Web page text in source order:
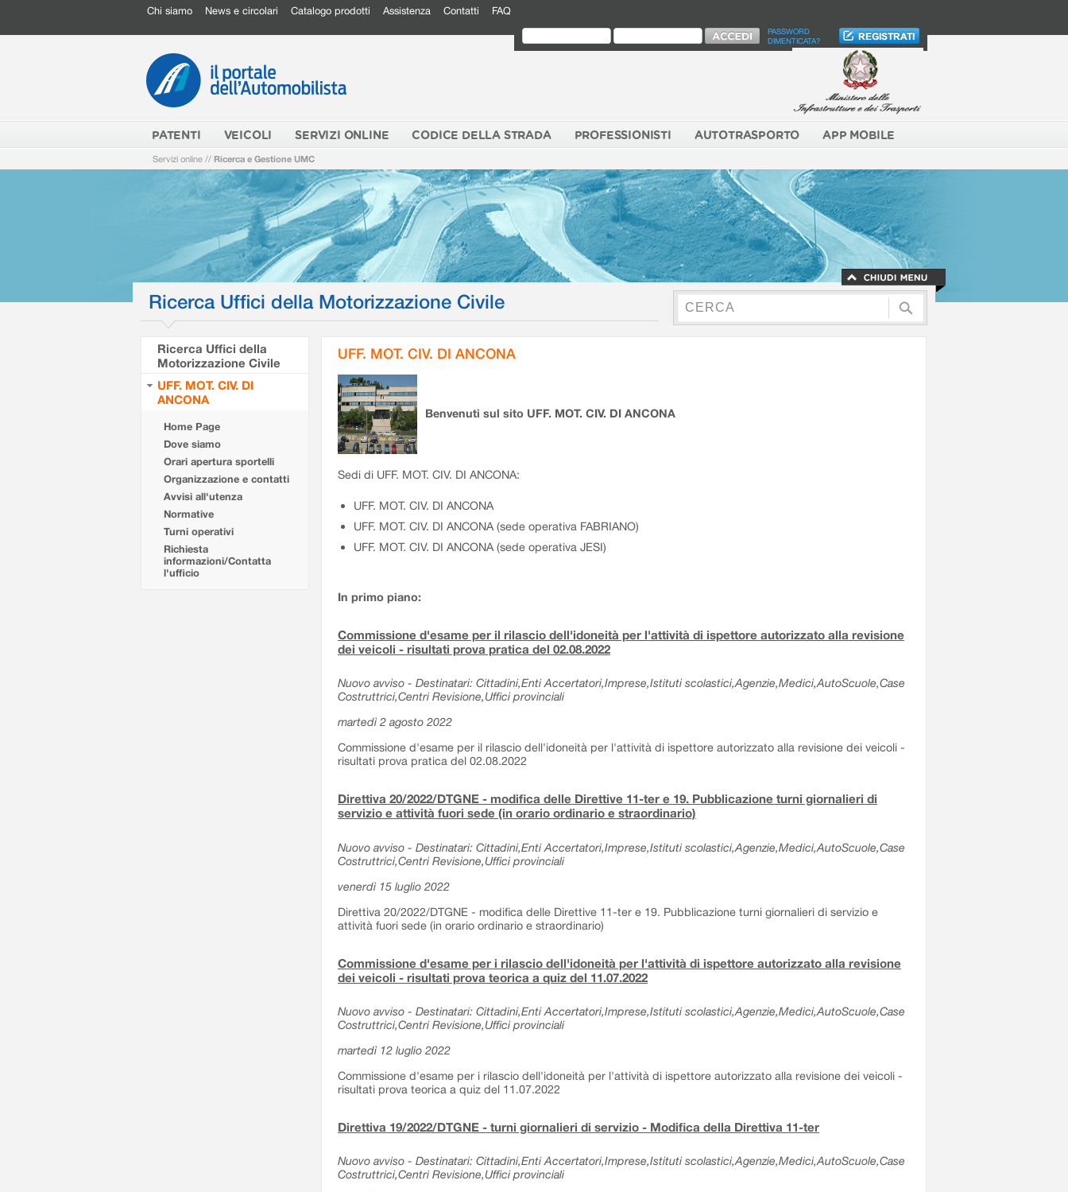
Chi siamo News e circolari Catalogo prodotti Assistenza Contatti FAQ
PASSWORD
DIMENTICATA?
PATENTI VEICOLI SERVIZI ONLINE CODICE DELLA STRADA PROFESSIONISTI AUTOTRASPORTO APP MOBILE
Servizi online // Ricerca e Gestione UMC
Ricerca Uffici della Motorizzazione Civile
Ricerca Uffici della
Motorizzazione Civile
UFF. MOT. CIV. DI
ANCONA
Home Page
Dove siamo
Orari apertura sportelli
Organizzazione e contatti
Avvisi all'utenza
Normative
Turni operativi
Richiesta
informazioni/Contatta
l'ufficio
UFF. MOT. CIV. DI ANCONA
Benvenuti sul sito UFF. MOT. CIV. DI ANCONA
Sedi di UFF. MOT. CIV. DI ANCONA:
UFF. MOT. CIV. DI ANCONA
UFF. MOT. CIV. DI ANCONA (sede operativa FABRIANO)
UFF. MOT. CIV. DI ANCONA (sede operativa JESI)
In primo piano:
Commissione d'esame per il rilascio dell'idoneità per l'attività di ispettore autorizzato alla revisione
dei veicoli - risultati prova pratica del 02.08.2022
Nuovo avviso - Destinatari: Cittadini,Enti Accertatori,Imprese,Istituti scolastici,Agenzie,Medici,AutoScuole,Case
Costruttrici,Centri Revisione,Uffici provinciali
martedì 2 agosto 2022
Commissione d'esame per il rilascio dell'idoneità per l'attività di ispettore autorizzato alla revisione dei veicoli -
risultati prova pratica del 02.08.2022
Direttiva 20/2022/DTGNE - modifica delle Direttive 11-ter e 19. Pubblicazione turni giornalieri di
servizio e attività fuori sede (in orario ordinario e straordinario)
Nuovo avviso - Destinatari: Cittadini,Enti Accertatori,Imprese,Istituti scolastici,Agenzie,Medici,AutoScuole,Case
Costruttrici,Centri Revisione,Uffici provinciali
venerdì 15 luglio 2022
Direttiva 20/2022/DTGNE - modifica delle Direttive 11-ter e 19. Pubblicazione turni giornalieri di servizio e
attività fuori sede (in orario ordinario e straordinario)
Commissione d'esame per i rilascio dell'idoneità per l'attività di ispettore autorizzato alla revisione
dei veicoli - risultati prova teorica a quiz del 11.07.2022
Nuovo avviso - Destinatari: Cittadini,Enti Accertatori,Imprese,Istituti scolastici,Agenzie,Medici,AutoScuole,Case
Costruttrici,Centri Revisione,Uffici provinciali
martedì 12 luglio 2022
Commissione d'esame per i rilascio dell'idoneità per l'attività di ispettore autorizzato alla revisione dei veicoli -
risultati prova teorica a quiz del 11.07.2022
Direttiva 19/2022/DTGNE - turni giornalieri di servizio - Modifica della Direttiva 11-ter
Nuovo avviso - Destinatari: Cittadini,Enti Accertatori,Imprese,Istituti scolastici,Agenzie,Medici,AutoScuole,Case
Costruttrici,Centri Revisione,Uffici provinciali